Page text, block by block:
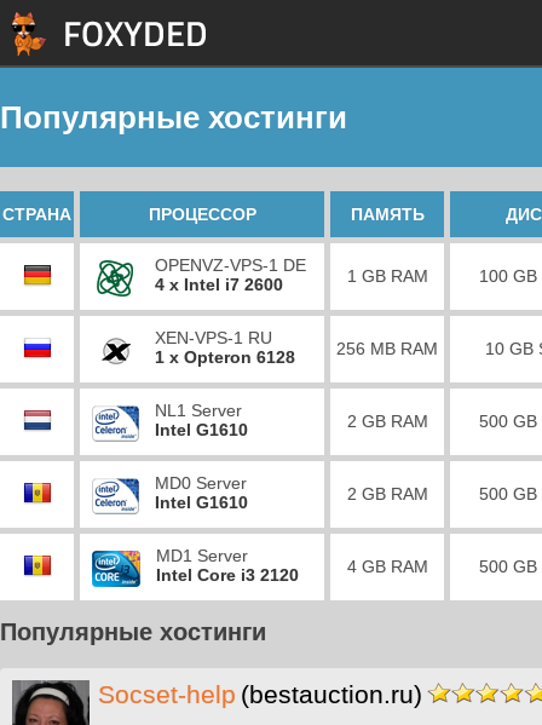
Популярные хостинги
СТРАНА ПРОЦЕССОР ПАМЯТЬ
OPENVZ-VPS-1 DE
4 x Intel i7 2600
1 GB RAM 100 GB
XEN-VPS-1 RU
1 x Opteron 6128
256 MB RAM 10 GB
NL1 Server
Intel G1610
2 GB RAM 500 GB
MD0 Server
Intel G1610
2 GB RAM 500 GB
MD1 Server
Intel Core i3 2120
4 GB RAM 500 GB
Популярные хостинги
Socset-help (bestauction.ru)